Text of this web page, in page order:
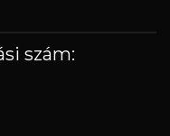
szám: